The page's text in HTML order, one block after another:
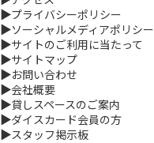
▶プライバシーポリシー
▶ソーシャルメディアポリシー
▶サイトのご利用に当たって
▶サイトマップ
▶お問い合わせ
▶会社概要
▶貸しスペースのご案内
▶ダイスカード会員の方
▶スタッフ掲示板